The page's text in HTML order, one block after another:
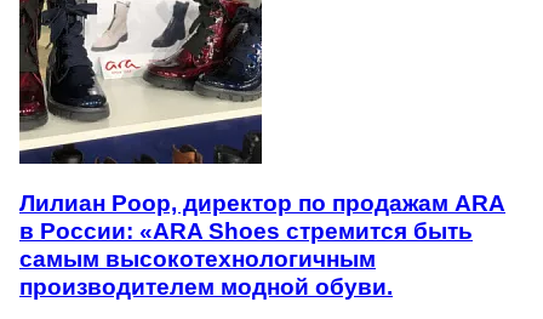
Лилиан Роор, директор по продажам ARA
в России: «ARA Shoes стремится быть
самым высокотехнологичным
производителем модной обуви.